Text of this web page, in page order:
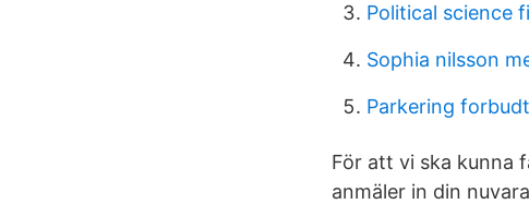
Political science
Sophia nilsson
Parkering
För att vi ska kunna
anmäler in din